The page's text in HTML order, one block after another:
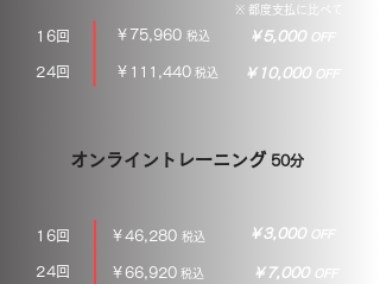
※ 都度支払に比べて
​￥5,000 OFF
​￥10,000 OFF
16回
24回
￥75,960 税込
￥111,440 税込
オンライントレーニング 50分
​￥3,000 OFF
​￥7,000 OFF
16回
24回
￥46,280 税込
￥66,920 税込